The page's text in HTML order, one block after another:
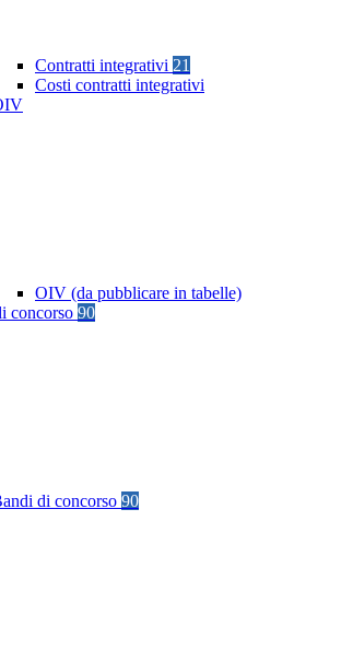
Contratti integrativi 21
Costi contratti integrativi
OIV (da pubblicare in tabelle)
concorso 90
di concorso 90